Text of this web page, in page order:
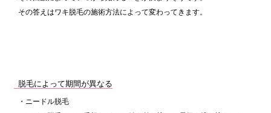
その答えはワキ脱毛の施術方法によって変わってきます。
脱毛によって期間が異なる
・ニードル脱毛